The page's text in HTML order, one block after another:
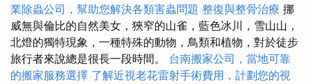
業除蟲公司，幫助您解決各類害蟲問題 整復與整骨治療 挪
威無與倫比的自然美女，狹窄的山雀，藍色冰川，雪山山，
北燈的獨特現象，一種特殊的動物，鳥類和植物，對於徒步
旅行者來說總是很長一段時間。 台南搬家公司，當地可靠
的搬家服務選擇 了解近視老花雷射手術費用，計劃您的視